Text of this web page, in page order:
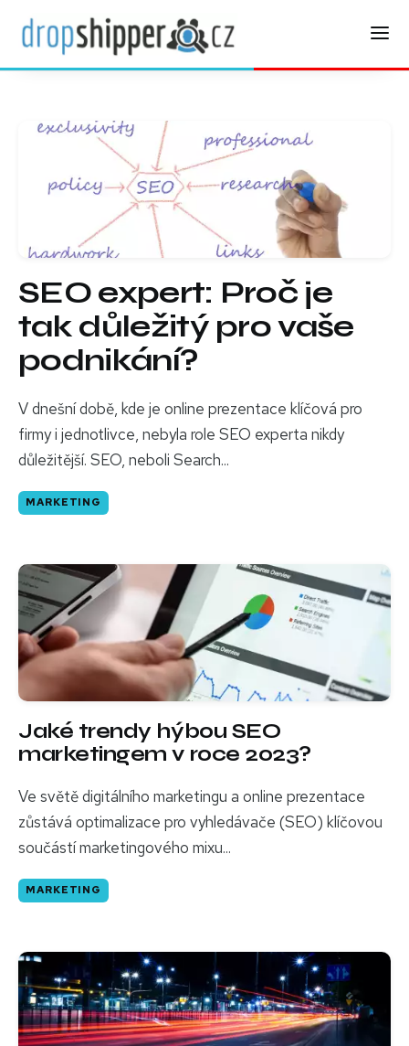
SEO expert: Proč je
tak důležitý pro vaše
podnikání?
V dnešní době, kde je online prezentace klíčová pro
firmy i jednotlivce, nebyla role SEO experta nikdy
důležitější. SEO, neboli Search...
MARKETING
Jaké trendy hýbou SEO
marketingem v roce 2023?
Ve světě digitálního marketingu a online prezentace
zůstává optimalizace pro vyhledávače (SEO) klíčovou
součástí marketingového mixu...
MARKETING